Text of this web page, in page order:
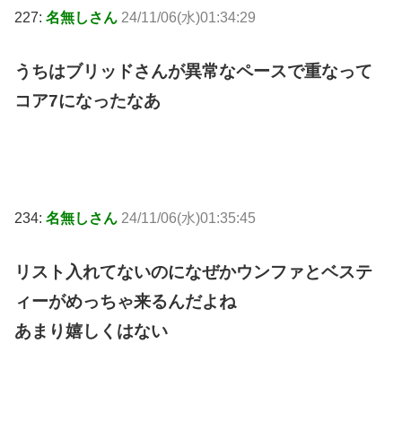
227: 名無しさん 24/11/06(水)01:34:29
うちはブリッドさんが異常なペースで重なって
コア7になったなあ
234: 名無しさん 24/11/06(水)01:35:45
リスト入れてないのになぜかウンファとベステ
ィーがめっちゃ来るんだよね
あまり嬉しくはない